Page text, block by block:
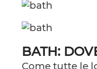
BATH:
Come tutte le